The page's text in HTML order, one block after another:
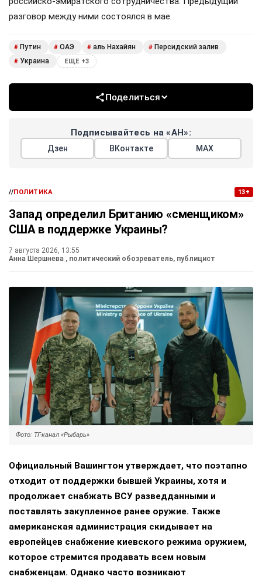
разговор между ними состоялся в мае.
# Путин # ОАЭ # аль Нахайян # Персидский залив
# Украина ЕЩЕ +3
Поделиться
Подписывайтесь на «АН»:
Дзен ВКонтакте МАХ
//ПОЛИТИКА 13+
Запад определил Британию «сменщиком»
США в поддержке Украины?
7 августа 2026, 13:55
Анна Шершнева , политический обозреватель, публицист
Фото: ТГ-канал «Рыбарь»
Официальный Вашингтон утверждает, что поэтапно
отходит от поддержки бывшей Украины, хотя и
продолжает снабжать ВСУ разведданными и
поставлять закупленное ранее оружие. Также
американская администрация скидывает на
европейцев снабжение киевского режима оружием,
которое стремится продавать всем новым
снабженцам. Однако часто возникают